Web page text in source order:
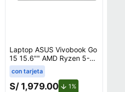
Laptop ASUS Vivobook Go
15 15.6"" AMD Ryzen 5-40
16GB 512GB SSD (con
Mochila) E1504FA-
BQ2935W
con tarjeta
S/ 1,979.00 1%